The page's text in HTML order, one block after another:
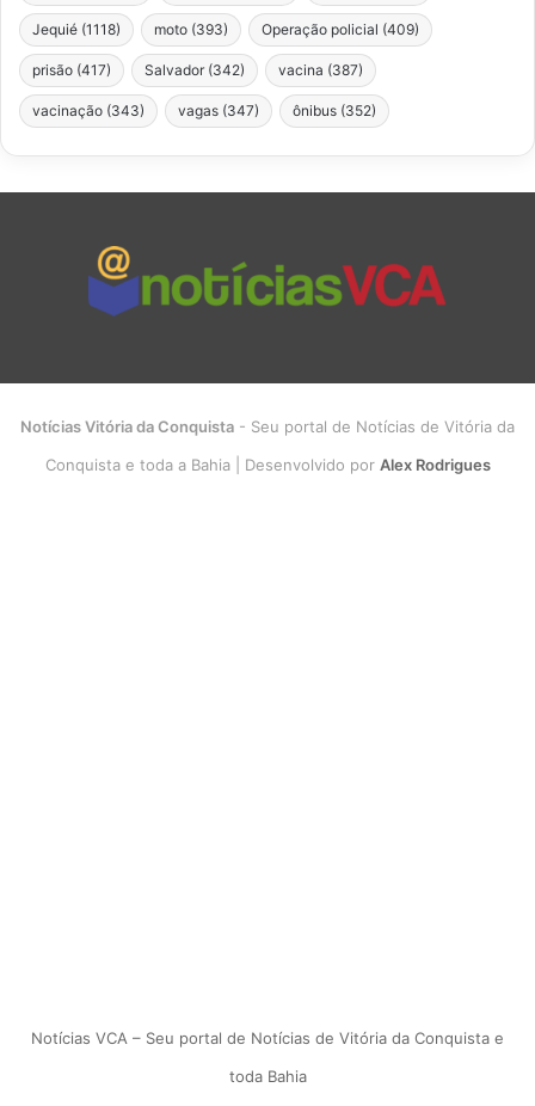
Jequié (1118) moto (393) Operação policial (409)
prisão (417) Salvador (342) vacina (387)
vacinação (343) vagas (347) ônibus (352)
Notícias Vitória da Conquista - Seu portal de Notícias de Vitória da
Conquista e toda a Bahia | Desenvolvido por Alex Rodrigues
Notícias VCA – Seu portal de Notícias de Vitória da Conquista e
toda Bahia